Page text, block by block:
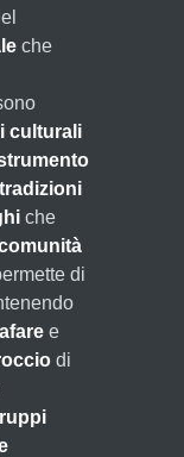
che
culturali
tradizioni
che
di
e
di